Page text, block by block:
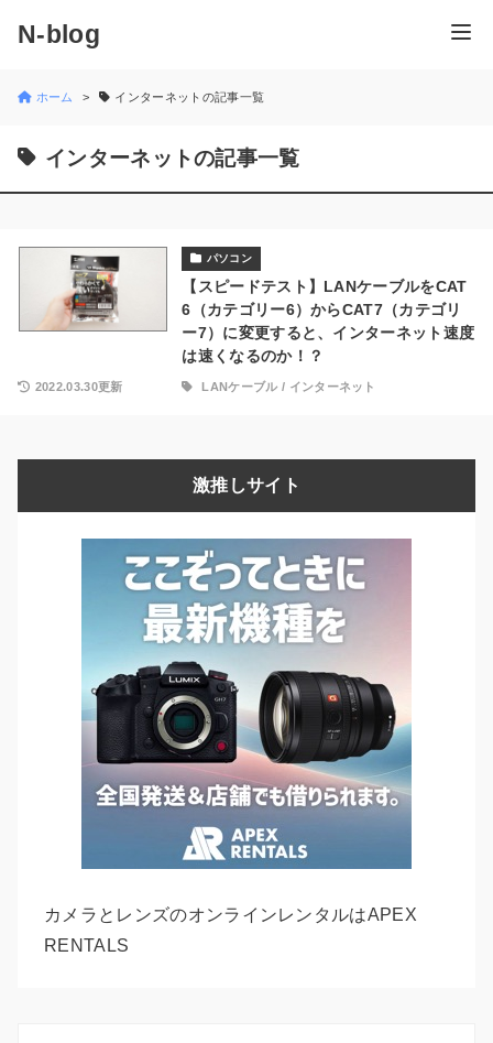
N-blog
ホーム インターネットの記事一覧
インターネットの記事一覧
パソコン
【スピードテスト】LANケーブルをCAT
6（カテゴリー6）からCAT7（カテゴリ
ー7）に変更すると、インターネット速度
は速くなるのか！？
2022.03.30更新 LANケーブル / インターネット
激推しサイト
カメラとレンズのオンラインレンタルはAPEX
RENTALS